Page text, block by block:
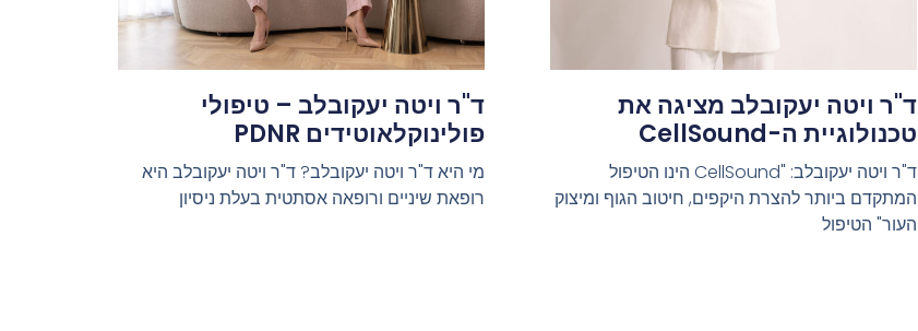
ד"ר ויטה יעקובלב מציגה את
טכנולוגיית ה-CellSound
ד"ר ויטה יעקובלב: "CellSound הינו הטיפול
המתקדם ביותר להצרת היקפים, חיטוב הגוף ומיצוק
העור" הטיפול
ד"ר ויטה יעקובלב – טיפולי
פולינוקלאוטידים PDNR
מי היא ד"ר ויטה יעקובלב? ד"ר ויטה יעקובלב היא
רופאת שיניים ורופאה אסתטית בעלת ניסיון